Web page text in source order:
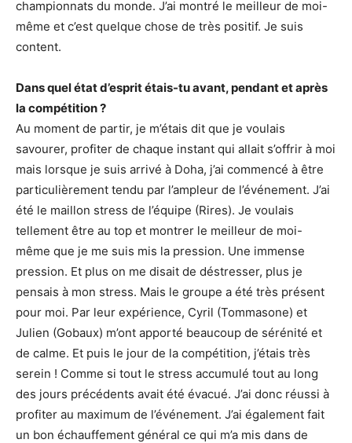
championnats du monde. J’ai montré le meilleur de moi-
même et c’est quelque chose de très positif. Je suis
content.
Dans quel état d’esprit étais-tu avant, pendant et après
la compétition ?
Au moment de partir, je m’étais dit que je voulais
savourer, profiter de chaque instant qui allait s’offrir à moi
mais lorsque je suis arrivé à Doha, j’ai commencé à être
particulièrement tendu par l’ampleur de l’événement. J’ai
été le maillon stress de l’équipe (Rires). Je voulais
tellement être au top et montrer le meilleur de moi-
même que je me suis mis la pression. Une immense
pression. Et plus on me disait de déstresser, plus je
pensais à mon stress. Mais le groupe a été très présent
pour moi. Par leur expérience, Cyril (Tommasone) et
Julien (Gobaux) m’ont apporté beaucoup de sérénité et
de calme. Et puis le jour de la compétition, j’étais très
serein ! Comme si tout le stress accumulé tout au long
des jours précédents avait été évacué. J’ai donc réussi à
profiter au maximum de l’événement. J’ai également fait
un bon échauffement général ce qui m’a mis dans de